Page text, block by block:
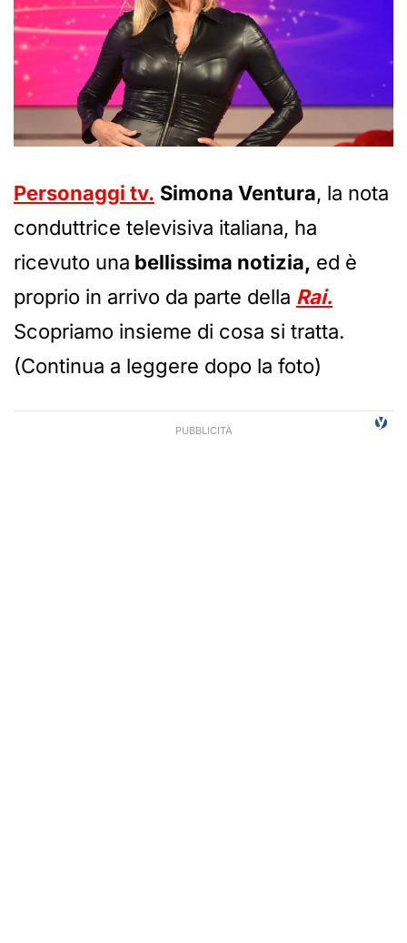
Personaggi tv. Simona Ventura, la nota
conduttrice televisiva italiana, ha
ricevuto una bellissima notizia, ed è
proprio in arrivo da parte della Rai.
Scopriamo insieme di cosa si tratta.
(Continua a leggere dopo la foto)